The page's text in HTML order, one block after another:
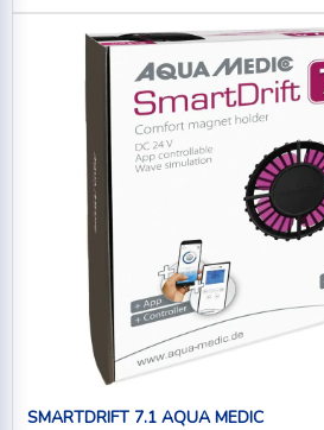
SMARTDRIFT 7.1 AQUA MEDIC